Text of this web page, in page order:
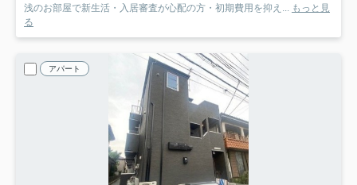
浅のお部屋で新生活・入居審査が心配の方・初期費用を抑え... もっと見
る
アパート